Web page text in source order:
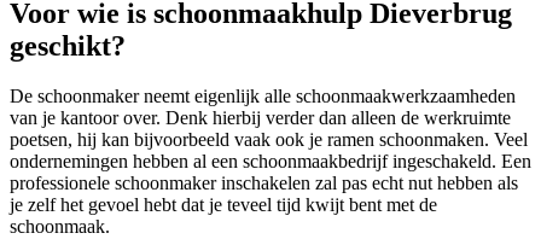
Voor wie is schoonmaakhulp Dieverbrug
geschikt?
De schoonmaker neemt eigenlijk alle schoonmaakwerkzaamheden
van je kantoor over. Denk hierbij verder dan alleen de werkruimte
poetsen, hij kan bijvoorbeeld vaak ook je ramen schoonmaken. Veel
ondernemingen hebben al een schoonmaakbedrijf ingeschakeld. Een
professionele schoonmaker inschakelen zal pas echt nut hebben als
je zelf het gevoel hebt dat je teveel tijd kwijt bent met de
schoonmaak.